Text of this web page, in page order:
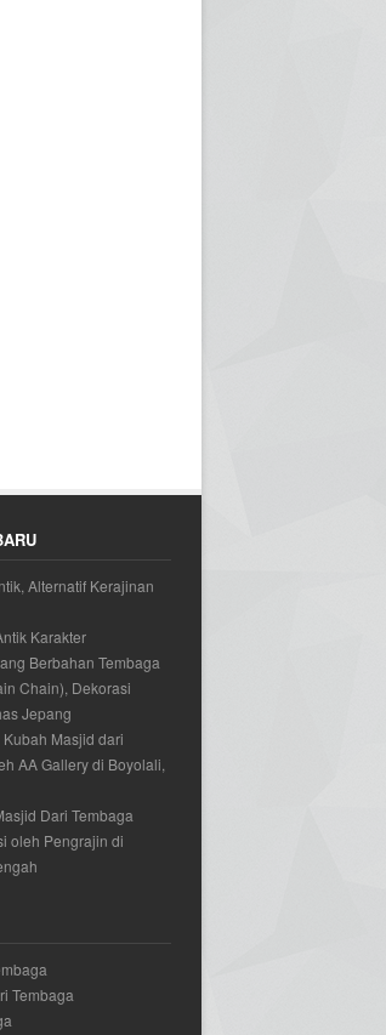
Alternatif Kerajinan
Karakter
Berbahan Tembaga
Chain), Dekorasi
Jepang
Masjid dari
AA Gallery di Boyolali,
Dari Tembaga
oleh Pengrajin di
Tembaga